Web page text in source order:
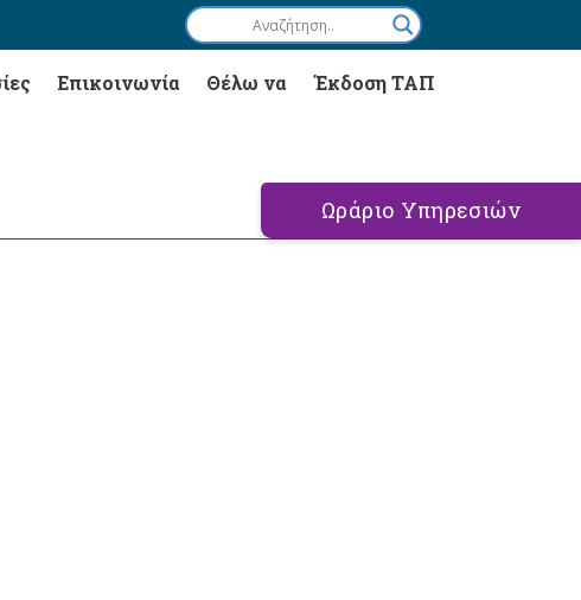
Επικοινωνία Θέλω να Έκδοση ΤΑΠ
Ωράριο Υπηρεσιών